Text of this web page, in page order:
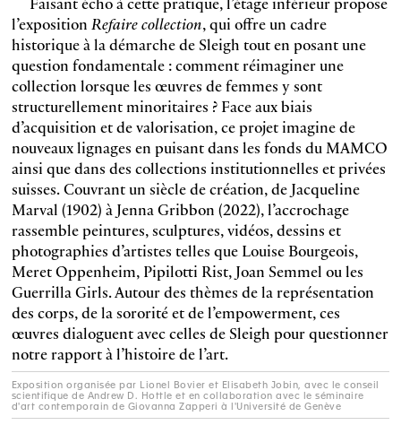
l’exposition Refaire collection, qui offre un cadre
historique à la démarche de Sleigh tout en posant une
question fondamentale : comment réimaginer une
collection lorsque les œuvres de femmes y sont
structurellement minoritaires ? Face aux biais
d’acquisition et de valorisation, ce projet imagine de
nouveaux lignages en puisant dans les fonds du MAMCO
ainsi que dans des collections institutionnelles et privées
suisses. Couvrant un siècle de création, de Jacqueline
Marval (1902) à Jenna Gribbon (2022), l’accrochage
rassemble peintures, sculptures, vidéos, dessins et
photographies d’artistes telles que Louise Bourgeois,
Meret Oppenheim, Pipilotti Rist, Joan Semmel ou les
Guerrilla Girls. Autour des thèmes de la représentation
des corps, de la sororité et de l’empowerment, ces
œuvres dialoguent avec celles de Sleigh pour questionner
notre rapport à l’histoire de l’art.
Exposition organisée par Lionel Bovier et Elisabeth Jobin, avec le conseil
scientifique de Andrew D. Hottle et en collaboration avec le séminaire
d'art contemporain de Giovanna Zapperi à l'Université de Genève